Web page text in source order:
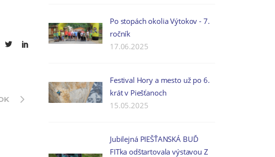
Po stopách okolia Výtokov - 7.
ročník
17.06.2025
Festival Hory a mesto už po 6.
krát v Piešťanoch
15.05.2025
Jubilejná PIEŠŤANSKÁ BUĎ
FITka odštartovala výstavou Z